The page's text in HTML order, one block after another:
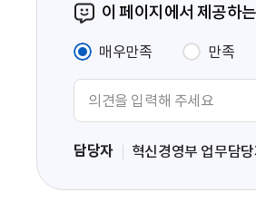
이 페이지에서 제공하
매우만족 만족
력
담당자 혁신경영부 업무담